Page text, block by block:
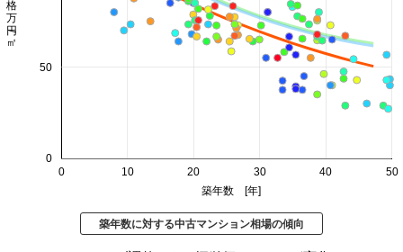
0 10 20 30 40 50
0
50
築年数 [年]
築年数に対する中古マンション相場の傾向